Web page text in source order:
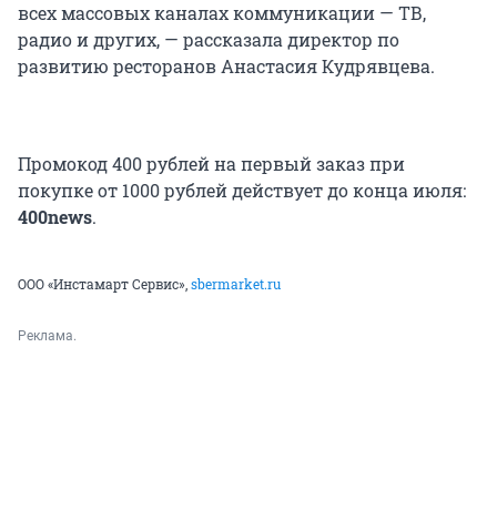
всех массовых каналах коммуникации — ТВ,
радио и других, — рассказала директор по
развитию ресторанов Анастасия Кудрявцева.
Промокод 400 рублей на первый заказ при
покупке от 1000 рублей действует до конца июля:
400news.
ООО «Инстамарт Сервис», sbermarket.ru
Реклама.